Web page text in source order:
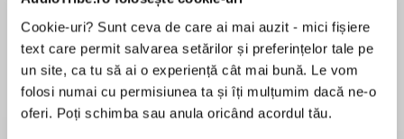
Cookie-uri? Sunt ceva de care ai mai auzit - mici fișiere
text care permit salvarea setărilor și preferințelor tale pe
un site, ca tu să ai o experiență cât mai bună. Le vom
folosi numai cu permisiunea ta și îți mulțumim dacă ne-o
oferi. Poți schimba sau anula oricând acordul tău.
de...
Dani Francis
la...
Lauren Weisberger
Desprecarte